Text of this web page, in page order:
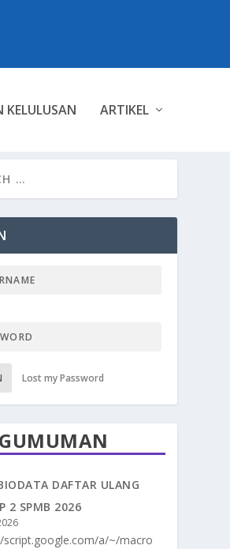
KELULUSAN ARTIKEL
Lost my Password
DAFTAR ULANG
2 SPMB 2026
script.google.com/a/~/macro